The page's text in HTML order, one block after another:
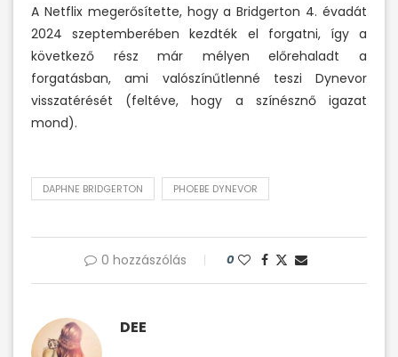
A Netflix megerősítette, hogy a Bridgerton 4. évadát
2024 szeptemberében kezdték el forgatni, így a
következő rész már mélyen előrehaladt a
forgatásban, ami valószínűtlenné teszi Dynevor
visszatérését (feltéve, hogy a színésznő igazat
mond).
DAPHNE BRIDGERTON PHOEBE DYNEVOR
0 hozzászólás 0
DEE